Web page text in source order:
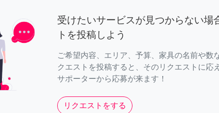
受けたいサービスが見つからない場
トを投稿しよう
ご希望内容、エリア、予算、家具の名前や数
クエストを投稿すると、そのリクエストに応
サポーターから応募が来ます！
リクエストをする